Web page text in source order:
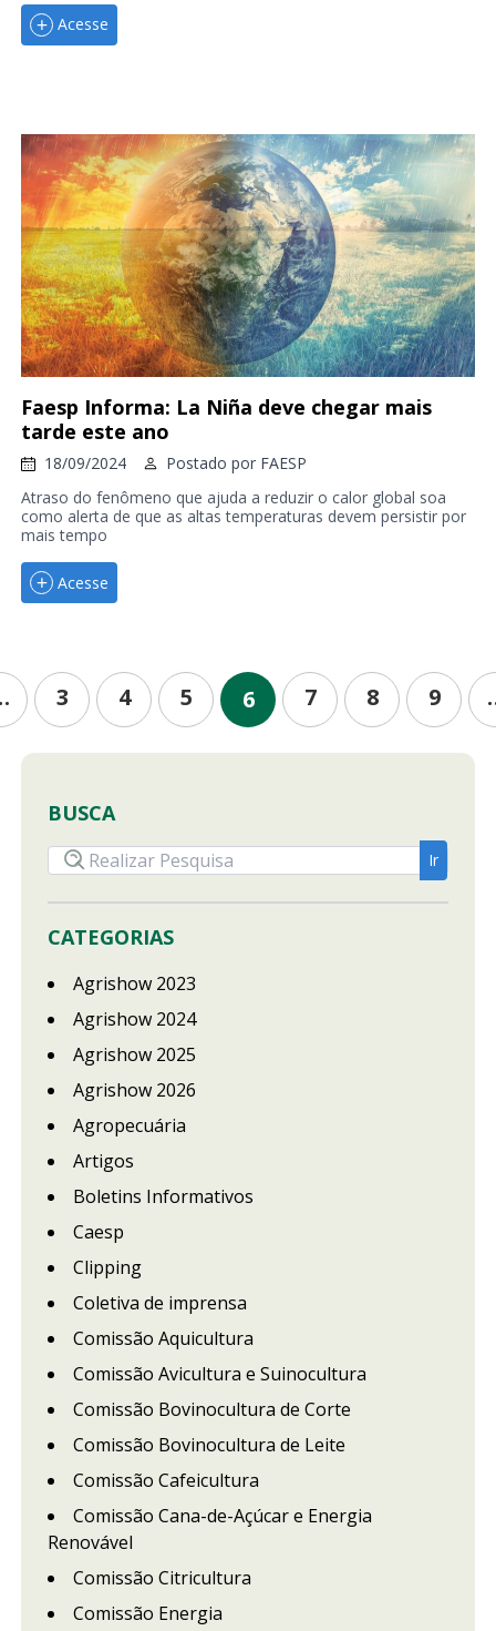
Acesse
Faesp Informa: La Niña deve chegar mais
tarde este ano
18/09/2024 Postado por FAESP
Atraso do fenômeno que ajuda a reduzir o calor global soa
como alerta de que as altas temperaturas devem persistir por
mais tempo
Acesse
3 4 5 6 7 8 9
BUSCA
CATEGORIAS
Agrishow 2023
Agrishow 2024
Agrishow 2025
Agrishow 2026
Agropecuária
Artigos
Boletins Informativos
Caesp
Clipping
Coletiva de imprensa
Comissão Aquicultura
Comissão Avicultura e Suinocultura
Comissão Bovinocultura de Corte
Comissão Bovinocultura de Leite
Comissão Cafeicultura
Comissão Cana-de-Açúcar e Energia
Renovável
Comissão Citricultura
Comissão Energia